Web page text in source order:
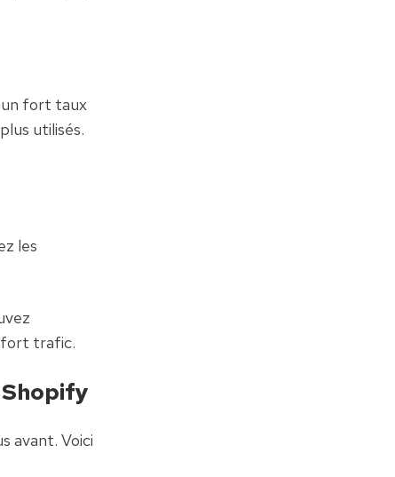
un fort taux
utilisés.
les
fort trafic.
avant. Voici